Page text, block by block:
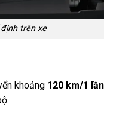
trên xe
khoảng 120 km/1 lần